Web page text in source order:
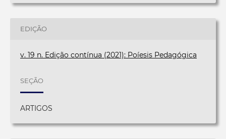
EDIÇÃO
v. 19 n. Edição contínua (2021): Poíesis Pedagógica
SEÇÃO
ARTIGOS